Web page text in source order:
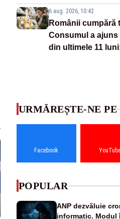
6 aug. 2026, 10:42
Românii cumpără
Consumul a ajuns
din ultimele 11
URMĂREȘTE-NE PE
Facebook
POPULAR
ANP dezvăluie
informatic. Modul